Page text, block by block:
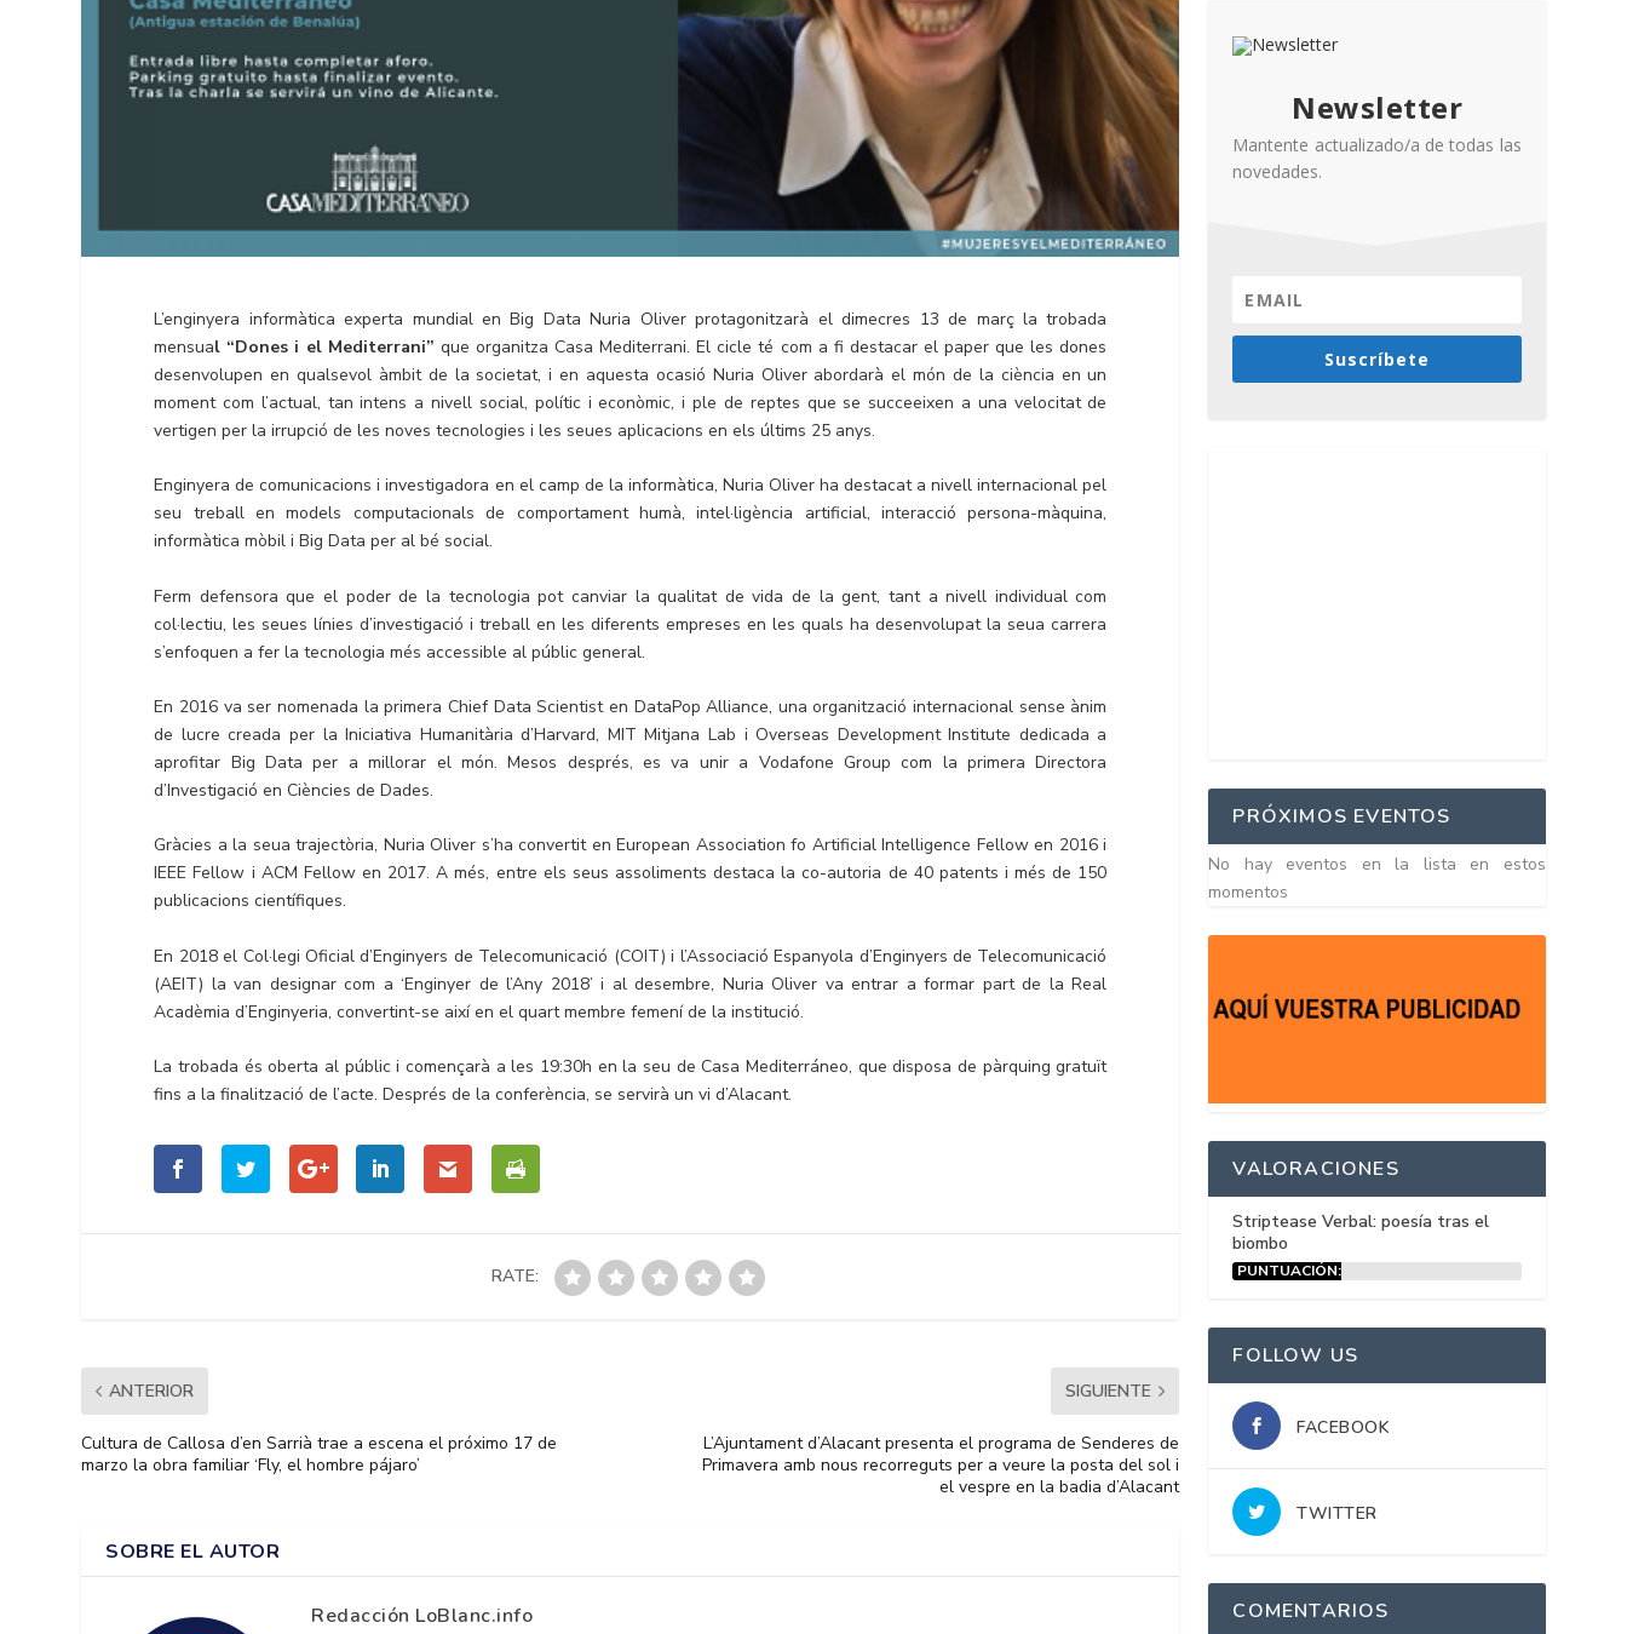
L’enginyera informàtica experta mundial en Big Data Nuria Oliver protagonitzarà el dimecres 13 de març la trobada
mensual “Dones i el Mediterrani” que organitza Casa Mediterrani. El cicle té com a fi destacar el paper que les dones
desenvolupen en qualsevol àmbit de la societat, i en aquesta ocasió Nuria Oliver abordarà el món de la ciència en un
moment com l’actual, tan intens a nivell social, polític i econòmic, i ple de reptes que se succeeixen a una velocitat de
vertigen per la irrupció de les noves tecnologies i les seues aplicacions en els últims 25 anys.
Enginyera de comunicacions i investigadora en el camp de la informàtica, Nuria Oliver ha destacat a nivell internacional pel
seu treball en models computacionals de comportament humà, intel·ligència artificial, interacció persona-màquina,
informàtica mòbil i Big Data per al bé social.
Ferm defensora que el poder de la tecnologia pot canviar la qualitat de vida de la gent, tant a nivell individual com
col·lectiu, les seues línies d’investigació i treball en les diferents empreses en les quals ha desenvolupat la seua carrera
s’enfoquen a fer la tecnologia més accessible al públic general.
En 2016 va ser nomenada la primera Chief Data Scientist en DataPop Alliance, una organització internacional sense ànim
de lucre creada per la Iniciativa Humanitària d’Harvard, MIT Mitjana Lab i Overseas Development Institute dedicada a
aprofitar Big Data per a millorar el món. Mesos després, es va unir a Vodafone Group com la primera Directora
d’Investigació en Ciències de Dades.
Gràcies a la seua trajectòria, Nuria Oliver s’ha convertit en European Association fo Artificial Intelligence Fellow en 2016 i
IEEE Fellow i ACM Fellow en 2017. A més, entre els seus assoliments destaca la co-autoria de 40 patents i més de 150
publicacions científiques.
En 2018 el Col·legi Oficial d’Enginyers de Telecomunicació (COIT) i l’Associació Espanyola d’Enginyers de Telecomunicació
(AEIT) la van designar com a ‘Enginyer de l’Any 2018’ i al desembre, Nuria Oliver va entrar a formar part de la Real
Acadèmia d’Enginyeria, convertint-se així en el quart membre femení de la institució.
La trobada és oberta al públic i començarà a les 19:30h en la seu de Casa Mediterráneo, que disposa de pàrquing gratuït
fins a la finalització de l’acte. Després de la conferència, se servirà un vi d’Alacant.
RATE:
ANTERIOR
Cultura de Callosa d’en Sarrià trae a escena el próximo 17 de
marzo la obra familiar ‘Fly, el hombre pájaro’
SIGUIENTE
L’Ajuntament d’Alacant presenta el programa de Senderes de
Primavera amb nous recorreguts per a veure la posta del sol i
el vespre en la badia d’Alacant
SOBRE EL AUTOR
Redacción LoBlanc.info
Newsletter
Mantente actualizado/a de todas las
novedades.
Suscríbete
PRÓXIMOS EVENTOS
No hay eventos en la lista en estos
momentos
VALORACIONES
Striptease Verbal: poesía tras el
biombo
PUNTUACIÓN:
FOLLOW US
FACEBOOK
TWITTER
COMENTARIOS